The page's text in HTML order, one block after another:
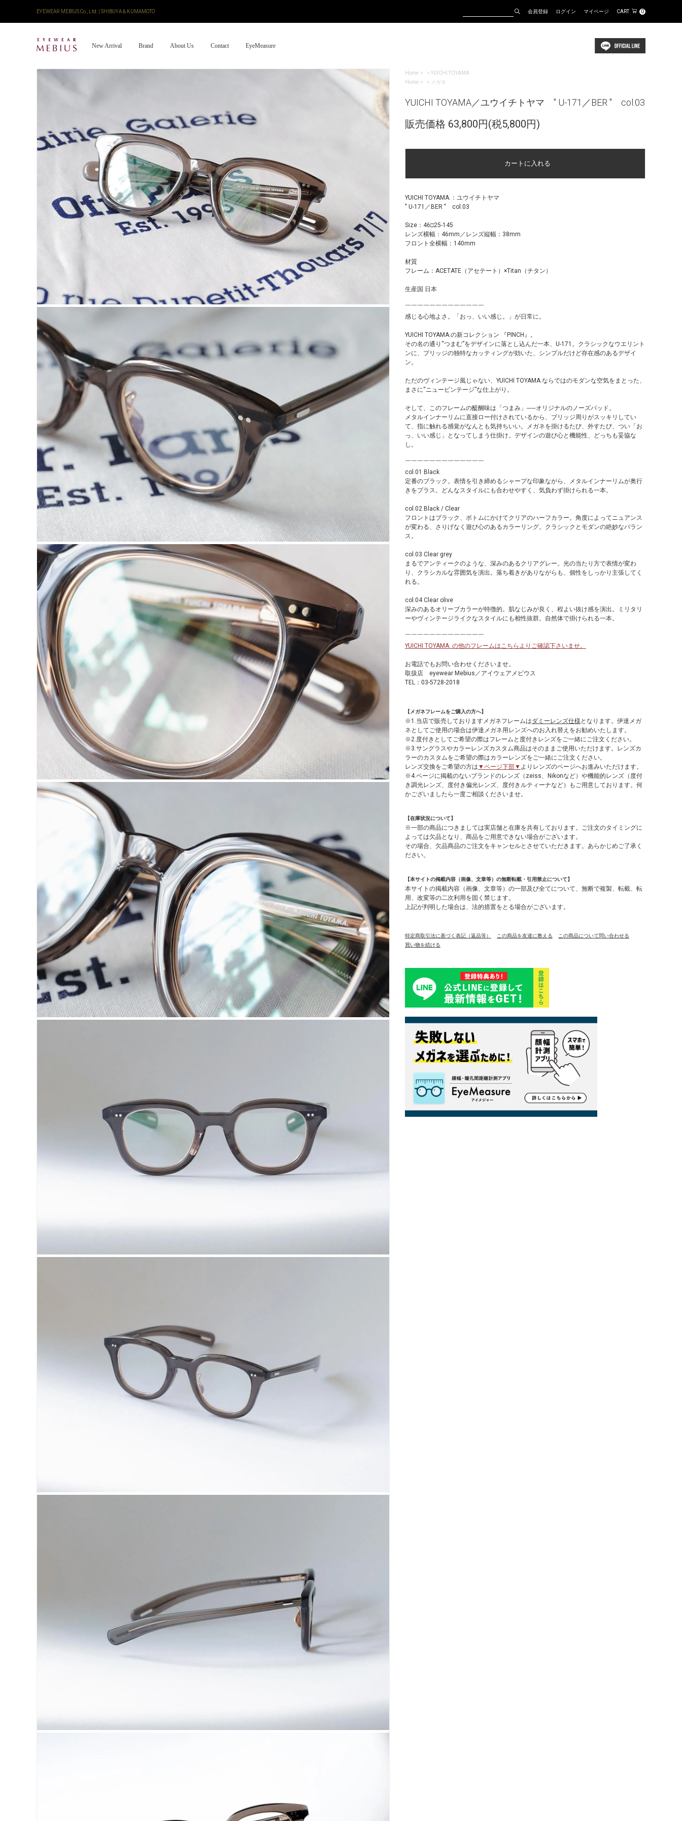
EYEWEAR MEBIUS Co., Ltd. | SHIBUYA & KUMAMOTO 会員登録 ログイン マイページ CART 0
New Arrival Brand About Us Contact EyeMeasure
Home > YUICHI TOYAMA
Home
> メガネ
YUICHI TOYAMA／ユウイチトヤマ " U-171／BER " col.03
販売価格 63,800円(税5,800円)
YUICHI TOYAMA.：ユウイチトヤマ
" U-171／BER " col.03
Size：46□25-145
レンズ横幅：46mm／レンズ縦幅：38mm
フロント全横幅：140mm
材質
フレーム：ACETATE（アセテート）×Titan（チタン）
生産国 日本
￣￣￣￣￣￣￣￣￣￣￣￣￣
感じる心地よさ。「おっ、いい感じ。」が日常に。
YUICHI TOYAMA.の新コレクション 『PINCH』。
その名の通り“つまむ”をデザインに落とし込んだ一本、U-171。クラシックなウエリント
ンに、ブリッジの独特なカッティングが効いた、シンプルだけど存在感のあるデザイ
ン。
ただのヴィンテージ風じゃない、YUICHI TOYAMA.ならではのモダンな空気をまとった、
まさに“ニュービンテージ”な仕上がり。
そして、このフレームの醍醐味は「つまみ」──オリジナルのノーズパッド。
メタルインナーリムに直接ロー付けされているから、ブリッジ周りがスッキリしてい
て、指に触れる感覚がなんとも気持ちいい。メガネを掛けるたび、外すたび、つい「お
っ、いい感じ」となってしまう仕掛け。デザインの遊び心と機能性、どっちも妥協な
し。
￣￣￣￣￣￣￣￣￣￣￣￣￣
col.01 Black
定番のブラック。表情を引き締めるシャープな印象ながら、メタルインナーリムが奥行
きをプラス。どんなスタイルにも合わせやすく、気負わず掛けられる一本。
col.02 Black / Clear
フロントはブラック、ボトムにかけてクリアのハーフカラー。角度によってニュアンス
が変わる、さりげなく遊び心のあるカラーリング。クラシックとモダンの絶妙なバラン
ス。
col.03 Clear grey
まるでアンティークのような、深みのあるクリアグレー。光の当たり方で表情が変わ
り、クラシカルな雰囲気を演出。落ち着きがありながらも、個性をしっかり主張してく
れる。
col.04 Clear olive
深みのあるオリーブカラーが特徴的。肌なじみが良く、程よい抜け感を演出。ミリタリ
ーやヴィンテージライクなスタイルにも相性抜群。自然体で掛けられる一本。
￣￣￣￣￣￣￣￣￣￣￣￣￣
YUICHI TOYAMA. の他のフレームはこちらよりご確認下さいませ。
お電話でもお問い合わせくださいませ。
取扱店 eyewear Mebius／アイウェアメビウス
TEL：03-5728-2018
【メガネフレームをご購入の方へ】
※1.当店で販売しておりますメガネフレームはダミーレンズ仕様 となります。伊達メガ
ネとしてご使用の場合は伊達メガネ用レンズへのお入れ替えをお勧めいたします。
※2.度付きとしてご希望の際はフレームと度付きレンズをご一緒にご注文ください。
※3.サングラスやカラーレンズカスタム商品はそのままご使用いただけます。レンズカ
ラーのカスタムをご希望の際はカラーレンズをご一緒にご注文ください。
レンズ交換をご希望の方は ▼ページ下部▼ よりレンズのページへお進みいただけます。
※4.ページに掲載のないブランドのレンズ（zeiss、Nikonなど）や機能的レンズ（度付
き調光レンズ、度付き偏光レンズ、度付きルティーナなど）もご用意しております。何
かございましたら一度ご相談くださいませ。
【在庫状況について】
※一部の商品につきましては実店舗と在庫を共有しております。ご注文のタイミングに
よっては欠品となり、商品をご用意できない場合がございます。
その場合、欠品商品のご注文をキャンセルとさせていただきます。あらかじめご了承く
ださい。
【本サイトの掲載内容（画像、文章等）の無断転載・引用禁止について】
本サイトの掲載内容（画像、文章等）の一部及び全てについて、無断で複製、転載、転
用、改変等の二次利用を固く禁じます。
上記が判明した場合は、法的措置をとる場合がございます。
特定商取引法に基づく表記（返品等） この商品を友達に教える
この商品について問い合わせる
買い物を続ける